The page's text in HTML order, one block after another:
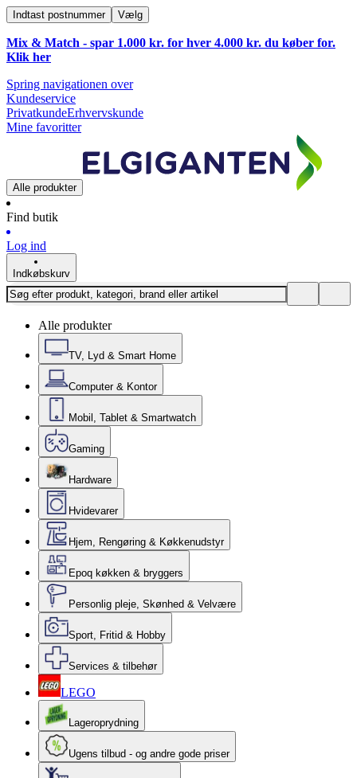
Indtast postnummer Vælg
Mix & Match - spar 1.000 kr. for hver 4.000 kr. du køber for.
Klik her
Spring navigationen over
Kundeservice
PrivatkundeErhvervskunde
Mine favoritter
Alle produkter
Find butik
Log ind
Indkøbskurv
Alle produkter
TV, Lyd & Smart Home
Computer & Kontor
Mobil, Tablet & Smartwatch
Gaming
Hardware
Hvidevarer
Hjem, Rengøring & Køkkenudstyr
Epoq køkken & bryggers
Personlig pleje, Skønhed & Velvære
Sport, Fritid & Hobby
Services & tilbehør
LEGO
Lageroprydning
Ugens tilbud - og andre gode priser